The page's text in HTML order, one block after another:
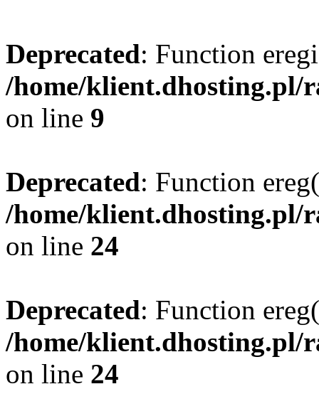
Deprecated: Function
/home/klient.dhosting.pl/
on line 9
Deprecated: Function
/home/klient.dhosting.pl/
on line 24
Deprecated: Function
/home/klient.dhosting.pl/
on line 24